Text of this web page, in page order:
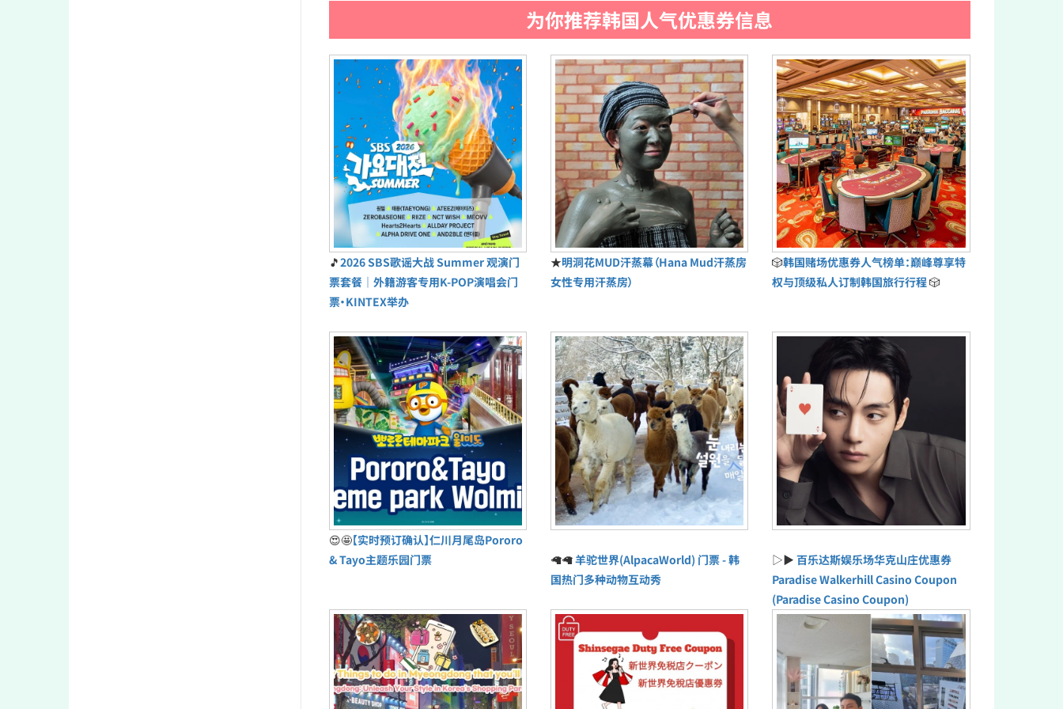
为你推荐韩国人气优惠券信息
🎵2026 SBS歌谣大战 Summer 观演门
票套餐｜外籍游客专用K-POP演唱会门
票・KINTEX举办
★明洞花MUD汗蒸幕（Hana Mud汗蒸房
女性专用汗蒸房）
🎲韩国赌场优惠券人气榜单：巅峰尊享特
权与顶级私人订制韩国旅行行程🎲
😍🤩【实时预订确认】仁川月尾岛Pororo
& Tayo主题乐园门票
🦙🦙羊驼世界(AlpacaWorld) 门票 - 韩
国热门多种动物互动秀
▷▶百乐达斯娱乐场华克山庄优惠券
Paradise Walkerhill Casino Coupon
(Paradise Casino Coupon)